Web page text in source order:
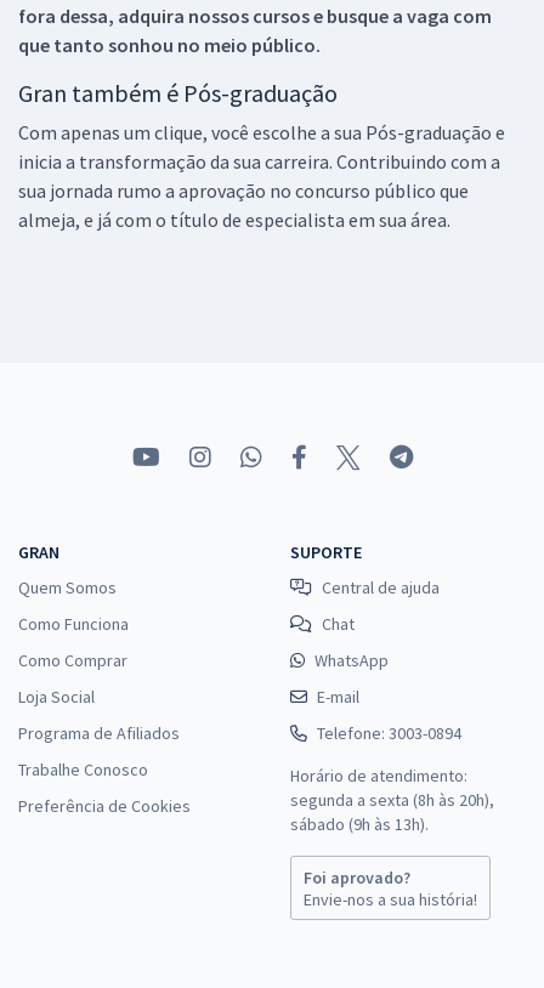
fora dessa, adquira nossos cursos e busque a vaga com
que tanto sonhou no meio público.
Gran também é Pós-graduação
Com apenas um clique, você escolhe a sua Pós-graduação e
inicia a transformação da sua carreira. Contribuindo com a
sua jornada rumo a aprovação no concurso público que
almeja, e já com o título de especialista em sua área.
GRAN
Quem Somos
Como Funciona
Como Comprar
Loja Social
Programa de Afiliados
Trabalhe Conosco
Preferência de Cookies
SUPORTE
Central de ajuda
Chat
WhatsApp
E-mail
Telefone: 3003-0894
Horário de atendimento:
segunda a sexta (8h às 20h),
sábado (9h às 13h).
Foi aprovado?
Envie-nos a sua história!